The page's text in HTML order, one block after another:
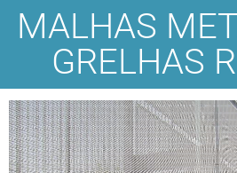
MALHAS
GRELHAS